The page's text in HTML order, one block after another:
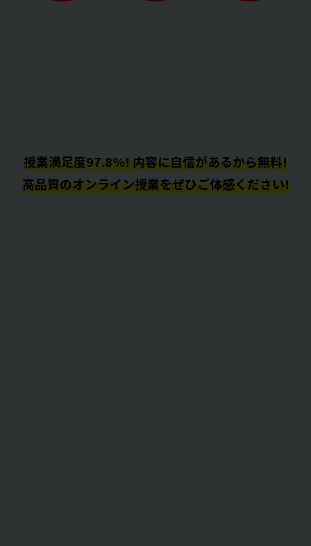
授業満足度97.8%! 内容に自信があるから無料!
高品質のオンライン授業をぜひご体感ください!